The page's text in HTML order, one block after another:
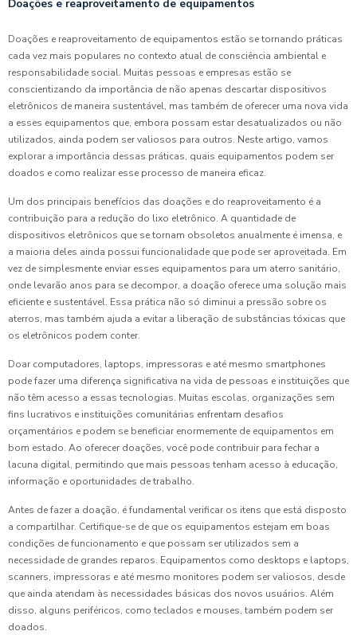
Doações e reaproveitamento de equipamentos
Doações e reaproveitamento de equipamentos estão se tornando práticas
cada vez mais populares no contexto atual de consciência ambiental e
responsabilidade social. Muitas pessoas e empresas estão se
conscientizando da importância de não apenas descartar dispositivos
eletrônicos de maneira sustentável, mas também de oferecer uma nova vida
a esses equipamentos que, embora possam estar desatualizados ou não
utilizados, ainda podem ser valiosos para outros. Neste artigo, vamos
explorar a importância dessas práticas, quais equipamentos podem ser
doados e como realizar esse processo de maneira eficaz.
Um dos principais benefícios das doações e do reaproveitamento é a
contribuição para a redução do lixo eletrônico. A quantidade de
dispositivos eletrônicos que se tornam obsoletos anualmente é imensa, e
a maioria deles ainda possui funcionalidade que pode ser aproveitada. Em
vez de simplesmente enviar esses equipamentos para um aterro sanitário,
onde levarão anos para se decompor, a doação oferece uma solução mais
eficiente e sustentável. Essa prática não só diminui a pressão sobre os
aterros, mas também ajuda a evitar a liberação de substâncias tóxicas que
os eletrônicos podem conter.
Doar computadores, laptops, impressoras e até mesmo smartphones
pode fazer uma diferença significativa na vida de pessoas e instituições que
não têm acesso a essas tecnologias. Muitas escolas, organizações sem
fins lucrativos e instituições comunitárias enfrentam desafios
orçamentários e podem se beneficiar enormemente de equipamentos em
bom estado. Ao oferecer doações, você pode contribuir para fechar a
lacuna digital, permitindo que mais pessoas tenham acesso à educação,
informação e oportunidades de trabalho.
Antes de fazer a doação, é fundamental verificar os itens que está disposto
a compartilhar. Certifique-se de que os equipamentos estejam em boas
condições de funcionamento e que possam ser utilizados sem a
necessidade de grandes reparos. Equipamentos como desktops e laptops,
scanners, impressoras e até mesmo monitores podem ser valiosos, desde
que ainda atendam às necessidades básicas dos novos usuários. Além
disso, alguns periféricos, como teclados e mouses, também podem ser
doados.